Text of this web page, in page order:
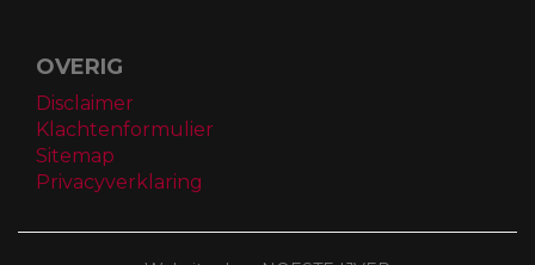
OVERIG
Disclaimer
Klachtenformulier
Sitemap
Privacyverklaring